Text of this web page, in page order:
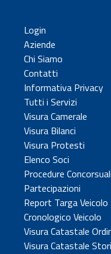
Login
Aziende
Chi Siamo
Contatti
Informativa Privacy
Tutti i Servizi
Visura Camerale
Visura Bilanci
Visura Protesti
Elenco Soci
Procedure Concorsuali
Partecipazioni
Report Targa Veicolo
Cronologico Veicolo
Visura Catastale
Visura Catastale